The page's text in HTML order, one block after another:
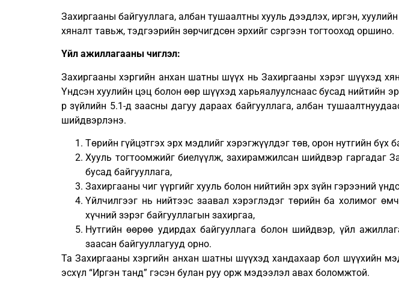
Захиргааны байгууллага, албан тушаалтны хууль дээдлэх, иргэн,
хяналт тавьж, тэдгээрийн зөрчигдсөн эрхийг сэргээн тогтооход оршино.
Үйл ажиллагааны чиглэл:
Захиргааны хэргийн анхан шатны шүүх нь Захиргааны хэрэг шүүхэд
Үндсэн хуулийн цэц болон өөр шүүхэд харьяалуулснаас бусад нийтийн
р зүйлийн 5.1-д заасны дагуу дараах байгууллага, албан
шийдвэрлэнэ.
Төрийн гүйцэтгэх эрх мэдлийг хэрэгжүүлдэг төв, орон нутгийн бүх
Хууль тогтоомжийг биелүүлж, захирамжилсан шийдвэр гаргадаг
бусад байгууллага,
Захиргааны чиг үүргийг хууль болон нийтийн эрх зүйн гэрээний
Үйлчилгээг нь нийтээс заавал хэрэглэдэг төрийн ба холимог
хүчний зэрэг байгууллагын захиргаа,
Нутгийн өөрөө удирдах байгууллага болон шийдвэр, үйл
заасан байгууллагууд орно.
Та Захиргааны хэргийн анхан шатны шүүхэд хандахаар бол шүүхийн
эсхүл “Иргэн танд” гэсэн булан руу орж мэдээлэл авах боломжтой.